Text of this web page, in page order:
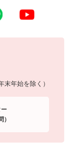
年始を除く）
ー
）